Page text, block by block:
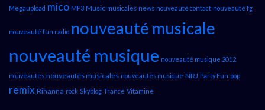
Megaupload mico MP3 Music musicales news nouveauté contact nouveauté fg
nouveauté fun radio nouveauté musicale
nouveauté musique nouveauté musique 2012
nouveautés nouveautés musicales nouveautés musique NRJ Party Fun pop
remix Rihanna rock Skyblog Trance Vitamine